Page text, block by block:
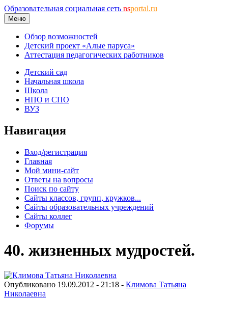
Образовательная социальная сеть nsportal.ru
Меню
Обзор возможностей
Детский проект «Алые паруса»
Аттестация педагогических работников
Детский сад
Начальная школа
Школа
НПО и СПО
ВУЗ
Навигация
Вход/регистрация
Главная
Мой мини-сайт
Ответы на вопросы
Поиск по сайту
Сайты классов, групп, кружков...
Сайты образовательных учреждений
Сайты коллег
Форумы
40. жизненных мудростей.
Опубликовано 19.09.2012 - 21:18 - Климова Татьяна
Николаевна